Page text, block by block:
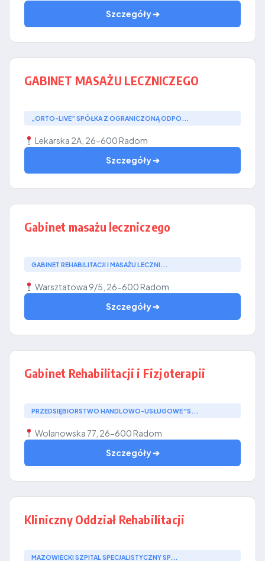
Szczegóły ➔
GABINET MASAŻU LECZNICZEGO
„ORTO-LIVE” SPÓŁKA Z OGRANICZONĄ ODPO...
Lekarska 2A, 26-600 Radom
Szczegóły ➔
Gabinet masażu leczniczego
GABINET REHABILITACJI I MASAŻU LECZNI...
Warsztatowa 9/5, 26-600 Radom
Szczegóły ➔
Gabinet Rehabilitacji i Fizjoterapii
PRZEDSIĘBIORSTWO HANDLOWO-USŁUGOWE "S...
Wolanowska 77, 26-600 Radom
Szczegóły ➔
Kliniczny Oddział Rehabilitacji
MAZOWIECKI SZPITAL SPECJALISTYCZNY SP...